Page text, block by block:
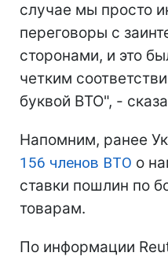
случае мы просто
переговоры с
сторонами, и это
четким
буквой ВТО", -
Напомним, ранее
156 членов ВТО о
ставки пошлин по
товарам.
По информации